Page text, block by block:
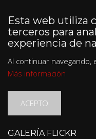
Esta web utiliza
terceros para
experiencia de
Al continuar
Más información
ACEPTO
GALERÍA FLICKR